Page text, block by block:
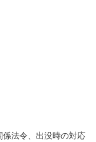
令、出没時の対応